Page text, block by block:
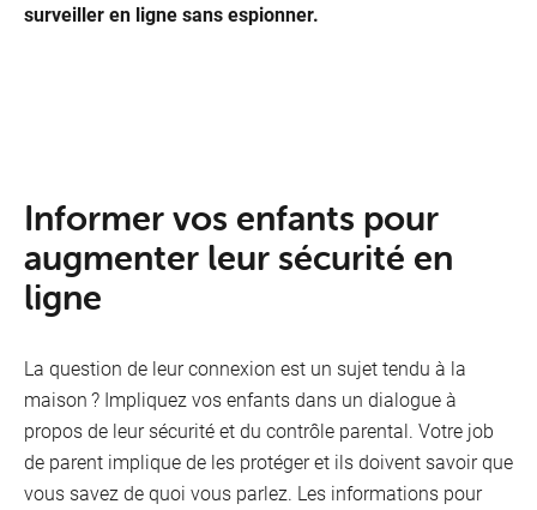
surveiller en ligne sans espionner.
In­for­mer vos en­fants pour
aug­men­ter leur sé­cu­ri­té en
ligne
La question de leur connexion est un sujet tendu à la
maison ? Impliquez vos enfants dans un dialogue à
propos de leur sécurité et du contrôle parental. Votre job
de parent implique de les protéger et ils doivent savoir que
vous savez de quoi vous parlez. Les informations pour